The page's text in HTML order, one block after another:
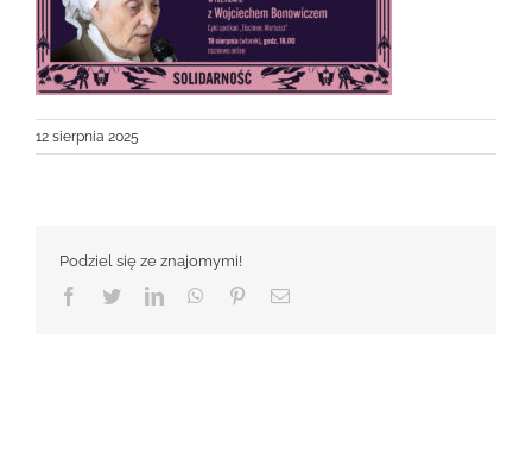
12 sierpnia 2025
Podziel się ze znajomymi!
Facebook
TwitterLinkedInWhatsApp
PinterestEmail